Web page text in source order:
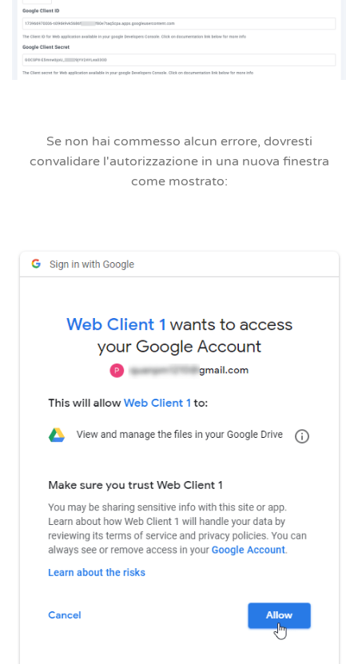
Se non hai commesso alcun errore, dovresti
convalidare l'autorizzazione in una nuova finestra
come mostrato: